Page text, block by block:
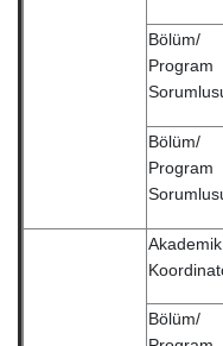
Bölüm/
Program
Bölüm/
Program
Bölüm/